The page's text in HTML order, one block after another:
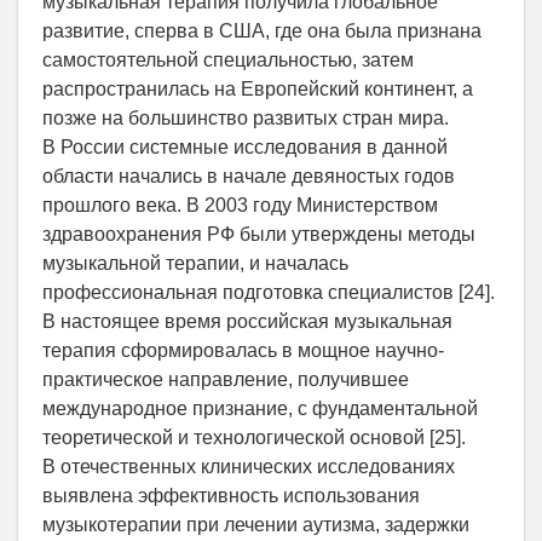
развитие, сперва в США, где она была признана
самостоятельной специальностью, затем
распространилась на Европейский континент, а
позже на большинство развитых стран мира.
В России системные исследования в данной
области начались в начале девяностых годов
прошлого века. В 2003 году Министерством
здравоохранения РФ были утверждены методы
музыкальной терапии, и началась
профессиональная подготовка специалистов [24].
В настоящее время российская музыкальная
терапия сформировалась в мощное научно-
практическое направление, получившее
международное признание, с фундаментальной
теоретической и технологической основой [25].
В отечественных клинических исследованиях
выявлена эффективность использования
музыкотерапии при лечении аутизма, задержки